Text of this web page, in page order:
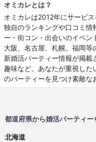
オミカレとは？
オミカレは2012年にサービ
独自のランキングや口コミ情
ー・街コン・出会いのイベン
大阪、名古屋、札幌、福岡
新婚活パーティー情報が掲載
趣味など、あなたが重視した
のパーティーを見つけ素敵な
都道府県から婚活パーティー
北海道